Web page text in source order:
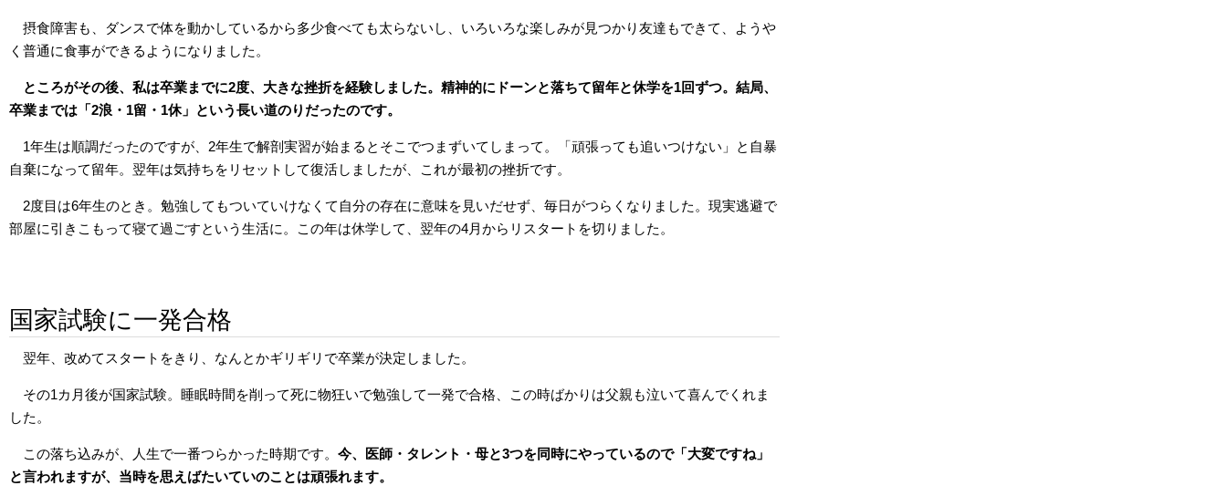
摂食障害も、ダンスで体を動かしているから多少食べても太らないし、いろいろな楽しみが見つかり友達もできて、ようや
く普通に食事ができるようになりました。
ところがその後、私は卒業までに2度、大きな挫折を経験しました。精神的にドーンと落ちて留年と休学を1回ずつ。結局、
卒業までは「2浪・1留・1休」という長い道のりだったのです。
1年生は順調だったのですが、2年生で解剖実習が始まるとそこでつまずいてしまって。「頑張っても追いつけない」と自暴
自棄になって留年。翌年は気持ちをリセットして復活しましたが、これが最初の挫折です。
2度目は6年生のとき。勉強してもついていけなくて自分の存在に意味を見いだせず、毎日がつらくなりました。現実逃避で
部屋に引きこもって寝て過ごすという生活に。この年は休学して、翌年の4月からリスタートを切りました。
国家試験に一発合格
翌年、改めてスタートをきり、なんとかギリギリで卒業が決定しました。
その1カ月後が国家試験。睡眠時間を削って死に物狂いで勉強して一発で合格、この時ばかりは父親も泣いて喜んでくれま
した。
この落ち込みが、人生で一番つらかった時期です。 今、医師・タレント・母と3つを同時にやっているので「大変ですね」
と言われますが、当時を思えばたいていのことは頑張れます。